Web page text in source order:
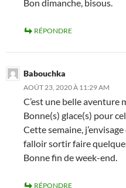
Bon dimanche, bisous.
RÉPONDRE
Babouchka
AOÛT 23, 2020 À 11:29 AM
C’est une belle aventure
Bonne(s) glace(s) pour
Cette semaine,
falloir sortir faire
Bonne fin de week-end.
RÉPONDRE